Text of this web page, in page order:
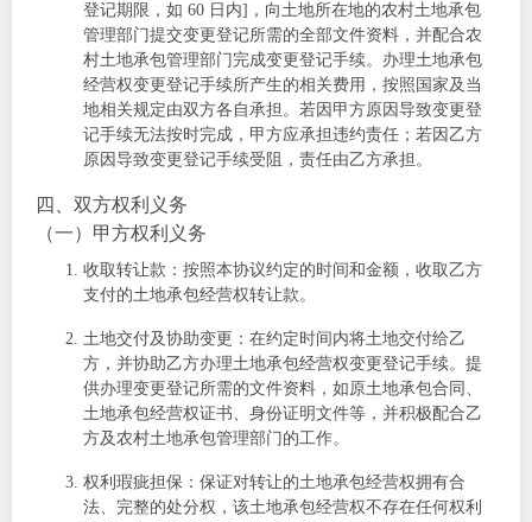
登记期限，如 60 日内]，向土地所在地的农村土地承包
管理部门提交变更登记所需的全部文件资料，并配合农
村土地承包管理部门完成变更登记手续。办理土地承包
经营权变更登记手续所产生的相关费用，按照国家及当
地相关规定由双方各自承担。若因甲方原因导致变更登
记手续无法按时完成，甲方应承担违约责任；若因乙方
原因导致变更登记手续受阻，责任由乙方承担。
四、双方权利义务
（一）甲方权利义务
收取转让款 ：按照本协议约定的时间和金额，收取乙方
支付的土地承包经营权转让款。
土地交付及协助变更 ：在约定时间内将土地交付给乙
方，并协助乙方办理土地承包经营权变更登记手续。提
供办理变更登记所需的文件资料，如原土地承包合同、
土地承包经营权证书、身份证明文件等，并积极配合乙
方及农村土地承包管理部门的工作。
权利瑕疵担保 ：保证对转让的土地承包经营权拥有合
法、完整的处分权，该土地承包经营权不存在任何权利